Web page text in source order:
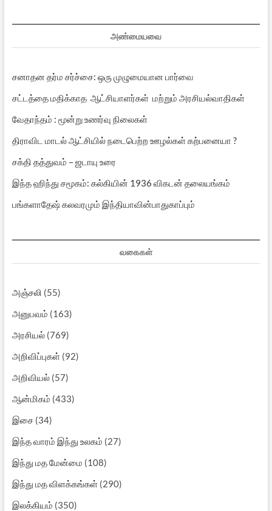
அண்மையவை
சனாதன தர்ம சர்ச்சை: ஒரு முழுமையான பார்வை
சட்டத்தை மதிக்காத ஆட்சியாளர்கள் மற்றும் அரசியல்வாதிகள்
வேதாந்தம் : மூன்று உணர்வு நிலைகள்
திராவிட மாடல் ஆட்சியில் நடைபெற்ற ஊழல்கள் கற்பனையா ?
சக்தி தத்துவம் – ஜடாயு உரை
இந்த ஹிந்து சமூகம்: கல்கியின் 1936 விகடன் தலையங்கம்
பங்களாதேஷ் கலவரமும் இந்தியாவின்பாதுகாப்பும்
வகைகள்
அஞ்சலி (55)
அனுபவம் (163)
அரசியல்(769)
அறிவிப்புகள்(92)
அறிவியல்(57)
ஆன்மிகம் (433)
இசை(34)
இந்த வாரம் இந்து உலகம் (27)
இந்து மத மேன்மை (108)
இந்து மத விளக்கங்கள்(290)
இலக்கியம் (350)